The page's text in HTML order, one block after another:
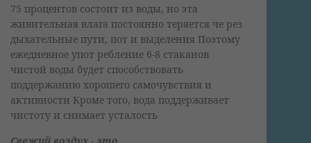
75 процентов состоит из воды, но эта
живительная влага постоянно теряется че рез
дыхательные пути, пот и выделения Поэтому
ежедневное упот ребление 6-8 стаканов
чистой воды будет способствовать
поддержанию хорошего самочувствия и
активности Кроме того, вода поддерживает
чистоту и снимает усталость